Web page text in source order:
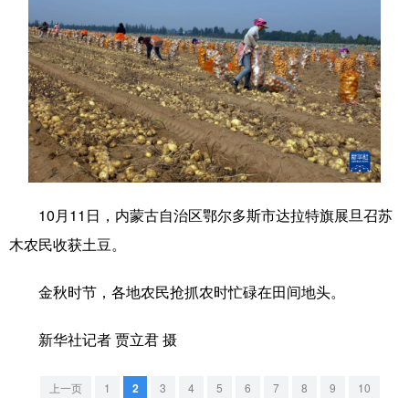
科技 科创 量子
文化 书画 健康 军事
访谈 视频 图片 政务
法律 中央文件 金融 汽车
食品 人居 信息化 数字经济
学术中国 乡村振兴 银龄 溯源中国
城市
彩票 娱乐 时尚
公益 一带一路
10月11日，内蒙古自治区鄂尔多斯市达拉特旗展旦召苏
木农民收获土豆。
金秋时节，各地农民抢抓农时忙碌在田间地头。
新华社记者 贾立君 摄
上一页 1 2 3 4 5 6 7 8 9
10